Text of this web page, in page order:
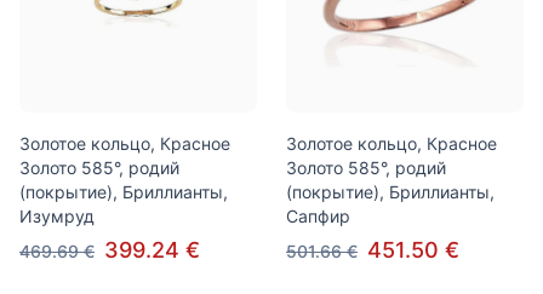
Золотое кольцо, Красное
Золото 585°, родий
(покрытие), Бриллианты,
Изумруд
469.69 € 399.24 €
Золотое кольцо, Красное
Золото 585°, родий
(покрытие), Бриллианты,
Сапфир
501.66 € 451.50 €